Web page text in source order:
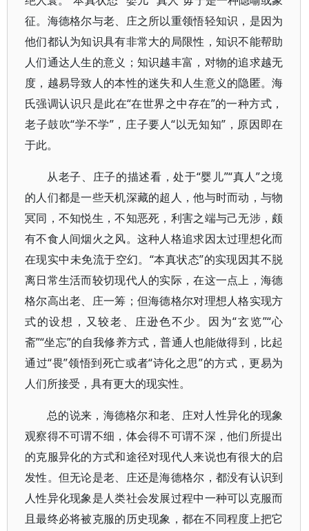
征。海德格尔与老、庄之所以重领悟轻知识，是因为
他们都认为知识具有非常大的局限性，知识不能帮助
人们通达人生的意义；知识越丰富，对物的追求越无
度，越易导致人的本性的迷失和人生意义的隐匿。海
氏强调认识只是此在“在世界之中存在”的一种方式，
老子鼓吹“学不学”，庄子要人“以无知知”，原因即在
于此。
从老子、庄子的描述看，处于“婴儿”“真人”之境
的人们都是一些天机深藏的超人，他与时而动，与物
冥同，不知悦生，不知恶死，利害之端与己无涉，颇
有不食人间烟火之风。这种人格追求因太过理想化而
在现实中未免流于空幻。“本真状态”的实现因其不脱
离日常生活而较切现代人的实际，在这一点上，海德
格尔高出老、庄一筹；但海德格尔对理想人格实现方
式的设想，又较老、庄逊色不少。因为“玄览”“心
斋”“坐忘”的自我修养方式，普通人也能做得到，比起
通过“畏”领悟到死亡或者“诗化之思”的方式，更易为
人们所接受，具有更大的现实性。
总的说来，海德格尔和老、庄对人性异化的现象
观察得不可谓不细，体会得不可谓不深，他们所提出
的克服异化的方式和途径对现代人来说也有很大的启
发性。但无论是老、庄还是海德格尔，都没有认识到
人性异化现象是人类社会发展过程中一种可以克服而
且最终必将被克服的历史现象，都在不同程度上把它